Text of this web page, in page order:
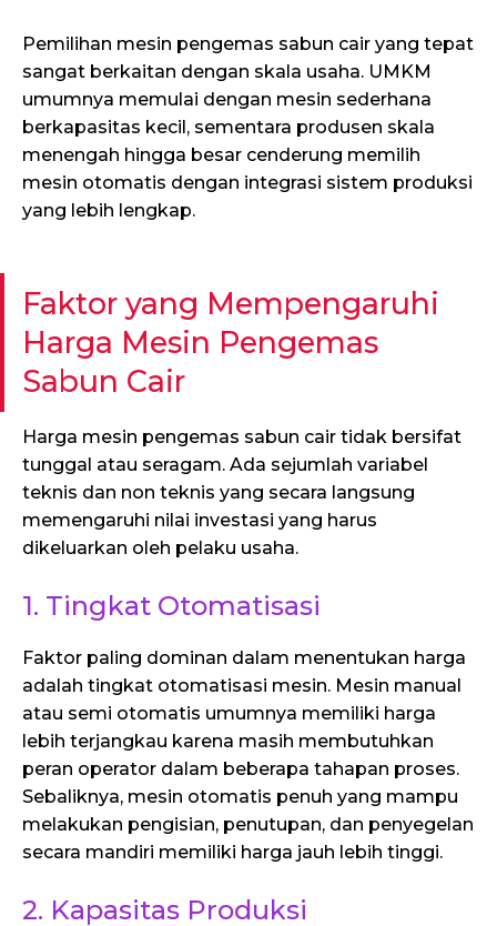
Pemilihan mesin pengemas sabun cair yang tepat
sangat berkaitan dengan skala usaha. UMKM
umumnya memulai dengan mesin sederhana
berkapasitas kecil, sementara produsen skala
menengah hingga besar cenderung memilih
mesin otomatis dengan integrasi sistem produksi
yang lebih lengkap.
Faktor yang Mempengaruhi
Harga Mesin Pengemas
Sabun Cair
Harga mesin pengemas sabun cair tidak bersifat
tunggal atau seragam. Ada sejumlah variabel
teknis dan non teknis yang secara langsung
memengaruhi nilai investasi yang harus
dikeluarkan oleh pelaku usaha.
1. Tingkat Otomatisasi
Faktor paling dominan dalam menentukan harga
adalah tingkat otomatisasi mesin. Mesin manual
atau semi otomatis umumnya memiliki harga
lebih terjangkau karena masih membutuhkan
peran operator dalam beberapa tahapan proses.
Sebaliknya, mesin otomatis penuh yang mampu
melakukan pengisian, penutupan, dan penyegelan
secara mandiri memiliki harga jauh lebih tinggi.
2. Kapasitas Produksi